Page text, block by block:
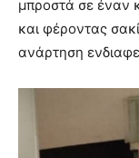
μπροστά σε έναν
και φέροντας
ανάρτηση